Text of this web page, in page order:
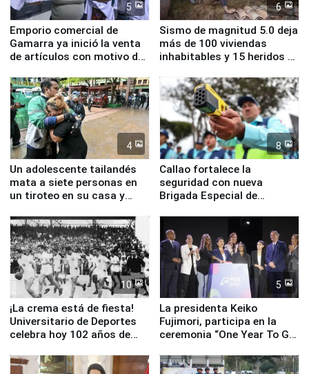
5
Emporio comercial de
Gamarra ya inició la venta
de artículos con motivo de
6
Sismo de magnitud 5.0 deja
más de 100 viviendas
inhabitables y 15 heridos en
4
Un adolescente tailandés
mata a siete personas en
un tiroteo en su casa y
8
Callao fortalece la
seguridad con nueva
Brigada Especial de
equipamiento para
Serenazgo
10
¡La crema está de fiesta!
Universitario de Deportes
celebra hoy 102 años de
5
La presidenta Keiko
Fujimori, participa en la
ceremonia “One Year To Go